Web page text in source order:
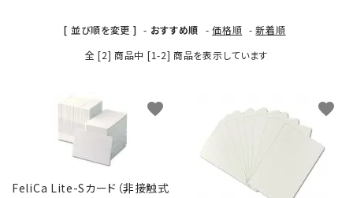
ネックストラップ
[ 並び順を変更 ] - おすすめ順 -価格順 -新着順
全 [2] 商品中 [1-2] 商品を表示しています
FeliCa Lite-Sカード（非接触式
favorite favorite